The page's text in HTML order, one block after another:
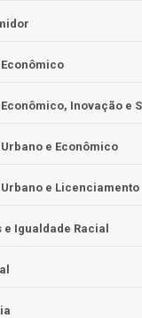
Inovação e
e Econômico
e Licenciamento
Igualdade Racial